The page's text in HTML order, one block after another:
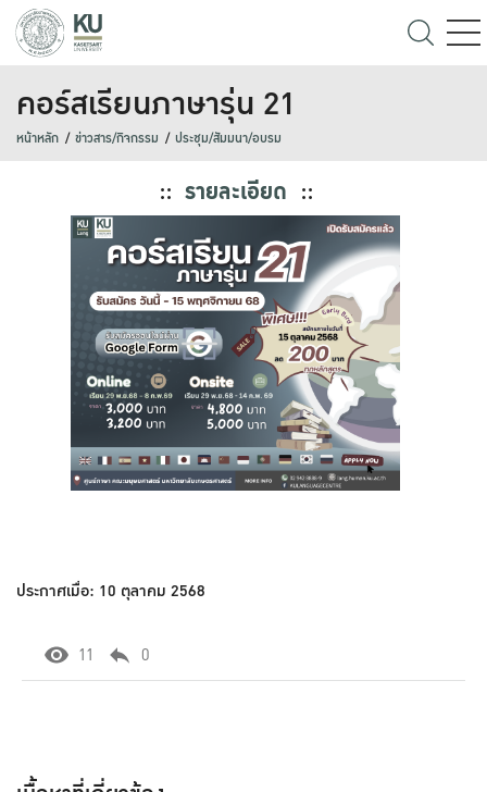
คอร์สเรียนภาษารุ่น 21
หน้าหลัก ข่าวสาร/กิจกรรม ประชุม/สัมมนา/อบรม
:: รายละเอียด ::
ประกาศเมื่อ: 10 ตุลาคม 2568
11 0